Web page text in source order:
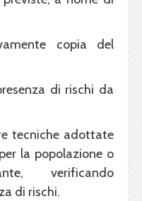
copia del
di rischi da
tecniche adottate
la popolazione o
verificando
di rischi.